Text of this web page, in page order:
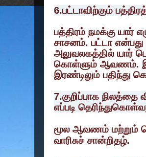
6.பட்டாவிற்கும்
பத்திரம் நமக்கு யார்
சாசனம். பட்டா என்பது
அலுவலகத்தில் யார்
கொள்ளும் ஆவணம்.
இரண்டிலும் பதிந்து
7.குறிப்பாக
எப்படி
மூல ஆவணம் மற்றும்
வாரிசுச் சான்றிதழ்.